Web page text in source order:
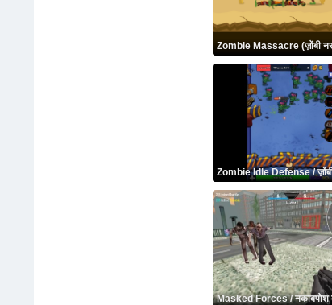
Zombie Massacre (ज़ोंबी
Zombie Idle Defense / ज़ोंबी
Masked Forces / नकाबपोश